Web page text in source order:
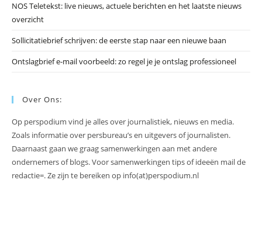
NOS Teletekst: live nieuws, actuele berichten en het laatste nieuws
overzicht
Sollicitatiebrief schrijven: de eerste stap naar een nieuwe baan
Ontslagbrief e-mail voorbeeld: zo regel je je ontslag professioneel
Over Ons:
Op perspodium vind je alles over journalistiek, nieuws en media.
Zoals informatie over persbureau’s en uitgevers of journalisten.
Daarnaast gaan we graag samenwerkingen aan met andere
ondernemers of blogs. Voor samenwerkingen tips of ideeën mail de
redactie=. Ze zijn te bereiken op info(at)perspodium.nl